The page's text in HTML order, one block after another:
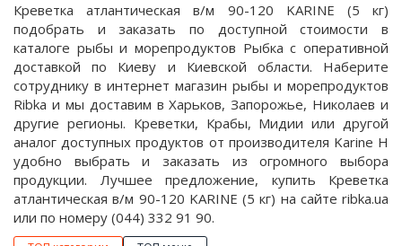
Креветка атлантическая в/м 90-120 KARINE (5 кг)
подобрать и заказать по доступной стоимости в
каталоге рыбы и морепродуктов Рыбка с оперативной
доставкой по Киеву и Киевской области. Наберите
сотруднику в интернет магазин рыбы и морепродуктов
Ribka и мы доставим в Харьков, Запорожье, Николаев и
другие регионы. Креветки, Крабы, Мидии или другой
аналог доступных продуктов от производителя Karine H
удобно выбрать и заказать из огромного выбора
продукции. Лучшее предложение, купить Креветка
атлантическая в/м 90-120 KARINE (5 кг) на сайте ribka.ua
или по номеру (044) 332 91 90.